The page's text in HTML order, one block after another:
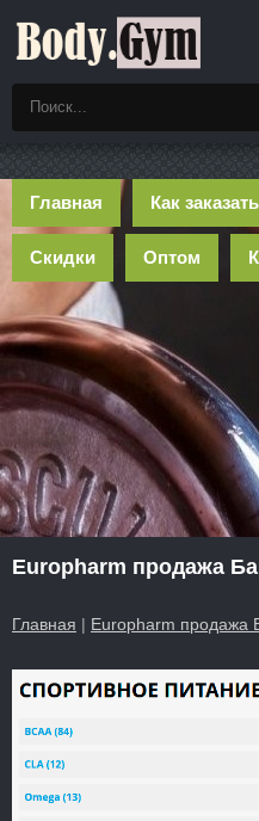
Главная Как
Скидки Оптом
Europharm продажа
Главная | Europharm продажа